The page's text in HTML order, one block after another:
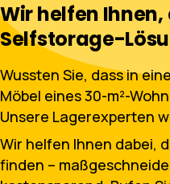
Wir helfen Ihnen,
Selfstorage-
Wussten Sie, dass in
Möbel eines 30-m²-
Unsere Lagerexperten
Wir helfen Ihnen dabei,
finden –